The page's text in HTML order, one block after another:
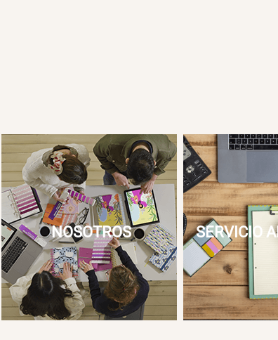
NOSOTROS SERVICIO